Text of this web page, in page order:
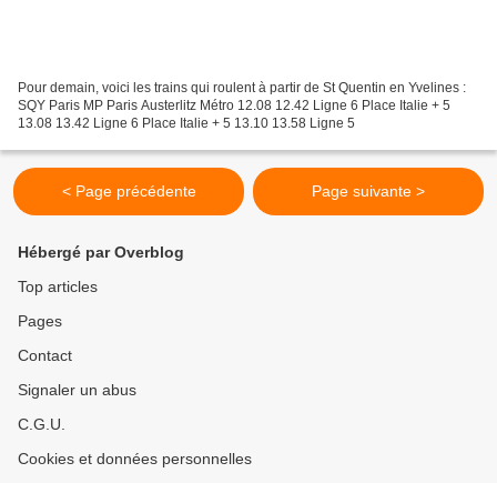
Pour demain, voici les trains qui roulent à partir de St Quentin en Yvelines :
SQY Paris MP Paris Austerlitz Métro 12.08 12.42 Ligne 6 Place Italie + 5
13.08 13.42 Ligne 6 Place Italie + 5 13.10 13.58 Ligne 5
< Page précédente Page suivante >
Hébergé par Overblog
Top articles
Pages
Contact
Signaler un abus
C.G.U.
Cookies et données personnelles